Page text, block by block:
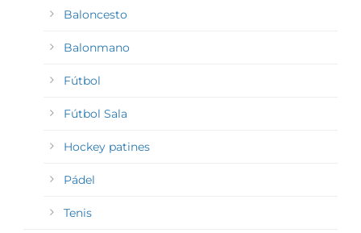
Baloncesto
Balonmano
Fútbol
Fútbol Sala
Hockey patines
Pádel
Tenis